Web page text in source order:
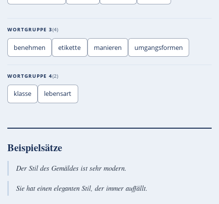
WORTGRUPPE 3 4
benehmen etikette manieren umgangsformen
WORTGRUPPE 4 2
klasse lebensart
Beispielsätze
Der Stil des Gemäldes ist sehr modern.
Sie hat einen eleganten Stil, der immer auffällt.